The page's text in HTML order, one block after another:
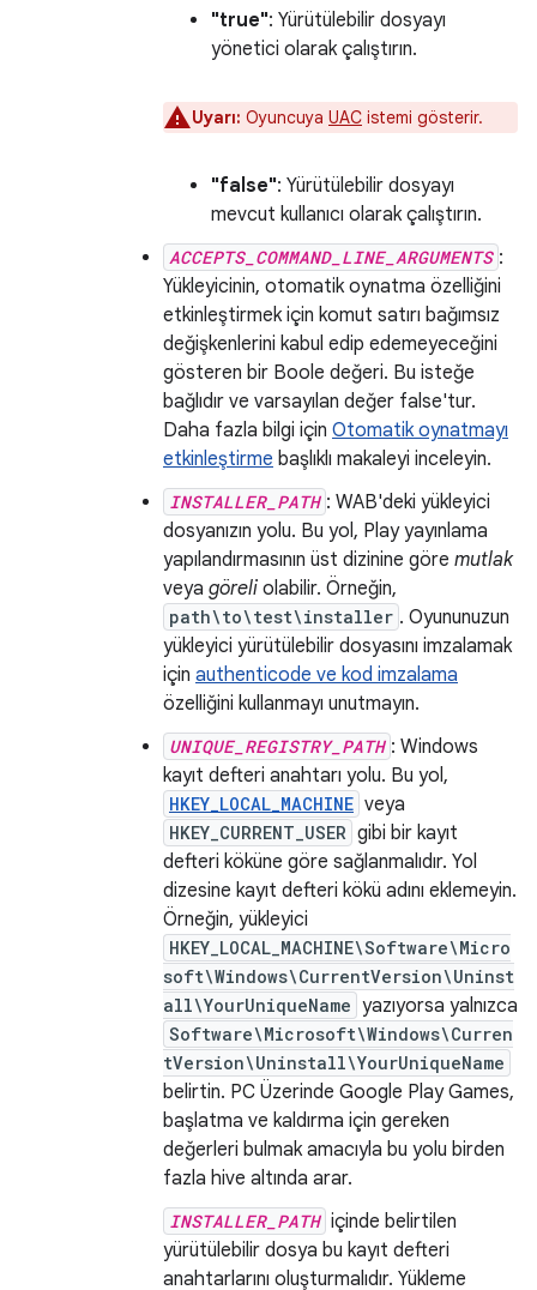
"true": Yürütülebilir dosyayı
yönetici olarak çalıştırın.
Uyarı: Oyuncuya UAC istemi gösterir.
"false": Yürütülebilir dosyayı
mevcut kullanıcı olarak çalıştırın.
ACCEPTS_COMMAND_LINE_ARGUMENTS :
Yükleyicinin, otomatik oynatma özelliğini
etkinleştirmek için komut satırı bağımsız
değişkenlerini kabul edip edemeyeceğini
gösteren bir Boole değeri. Bu isteğe
bağlıdır ve varsayılan değer false'tur.
Daha fazla bilgi için Otomatik oynatmayı
etkinleştirme başlıklı makaleyi inceleyin.
INSTALLER_PATH : WAB'deki yükleyici
dosyanızın yolu. Bu yol, Play yayınlama
yapılandırmasının üst dizinine göre mutlak
veya göreli olabilir. Örneğin,
path\to\test\installer . Oyununuzun
yükleyici yürütülebilir dosyasını imzalamak
için authenticode ve kod imzalama
özelliğini kullanmayı unutmayın.
UNIQUE_REGISTRY_PATH : Windows
kayıt defteri anahtarı yolu. Bu yol,
HKEY_LOCAL_MACHINE veya
HKEY_CURRENT_USER gibi bir kayıt
defteri köküne göre sağlanmalıdır. Yol
dizesine kayıt defteri kökü adını eklemeyin.
Örneğin, yükleyici
HKEY_LOCAL_MACHINE\Software\Micro
soft\Windows\CurrentVersion\Uninst
all\YourUniqueName yazıyorsa yalnızca
Software\Microsoft\Windows\Curren
tVersion\Uninstall\YourUniqueName
belirtin. PC Üzerinde Google Play Games,
başlatma ve kaldırma için gereken
değerleri bulmak amacıyla bu yolu birden
fazla hive altında arar.
INSTALLER_PATH içinde belirtilen
yürütülebilir dosya bu kayıt defteri
anahtarlarını oluşturmalıdır. Yükleme